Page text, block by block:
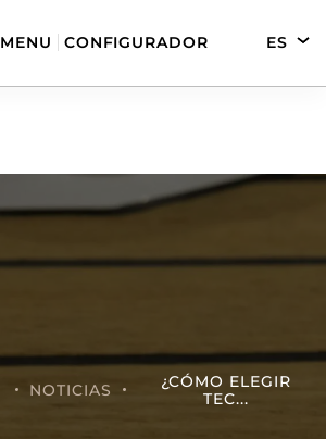
MENU CONFIGURADOR
ES
NOTICIAS
¿CÓMO ELEGIR
TEC...